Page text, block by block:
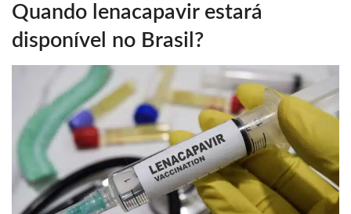
Quando lenacapavir estará
disponível no Brasil?